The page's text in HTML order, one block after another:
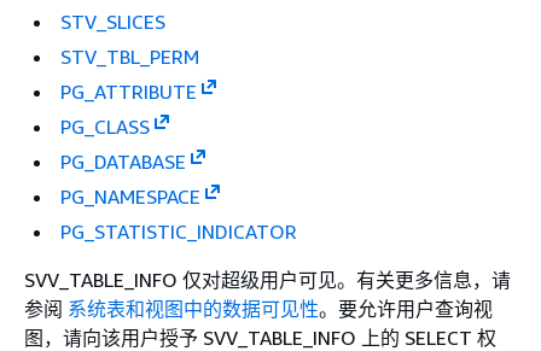
STV_SLICES
STV_TBL_PERM
PG_ATTRIBUTE
PG_CLASS
PG_DATABASE
PG_NAMESPACE
PG_STATISTIC_INDICATOR
SVV_TABLE_INFO 仅对超级用户可见。有关更多信息，请
参阅 系统表和视图中的数据可见性。要允许用户查询视
图，请向该用户授予 SVV_TABLE_INFO 上的 SELECT 权